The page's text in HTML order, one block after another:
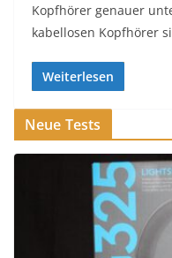
Kopfhörer genauer
kabellosen Kopfhörer
Weiterlesen
Neue Tests